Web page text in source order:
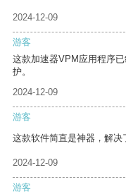
2024-12-09
游客
这款加速器VPM应用程序
护。
2024-12-09
游客
这款软件简直是神器，解决
2024-12-09
游客